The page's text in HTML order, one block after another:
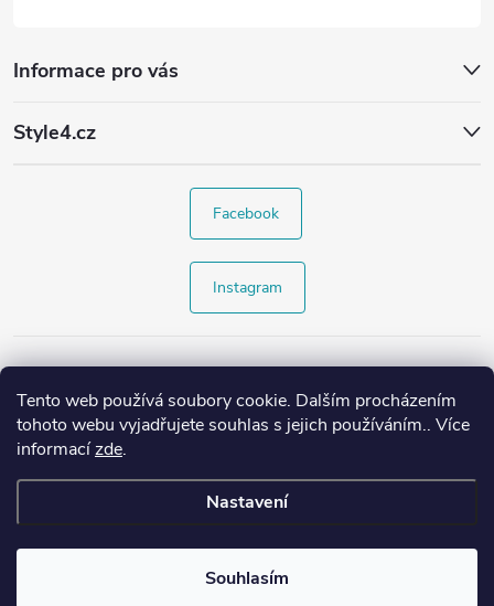
Tento web používá soubory cookie. Dalším procházením
tohoto webu vyjadřujete souhlas s jejich používáním.. Více
informacízde.
Nastavení
Souhlasím
Informace pro vás
Style4.cz
Facebook
Instagram
Copyright 2026Style4.cz. Všechna práva vyhrazena.